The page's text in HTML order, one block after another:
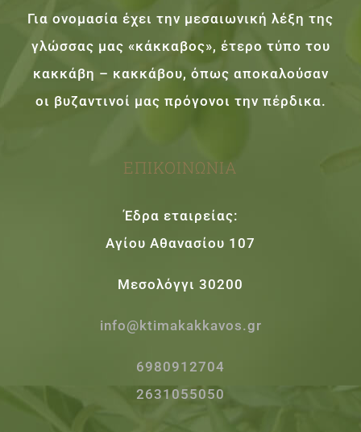
Για ονομασία έχει την μεσαιωνική λέξη της
γλώσσας μας «κάκκαβος», έτερο τύπο του
κακκάβη – κακκάβου, όπως αποκαλούσαν
οι βυζαντινοί μας πρόγονοι την πέρδικα.
ΕΠΙΚΟΙΝΩΝΊΑ
Έδρα εταιρείας:
Αγίου Αθανασίου 107
Μεσολόγγι 30200
info@ktimakakkavos.gr
6980912704
2631055050